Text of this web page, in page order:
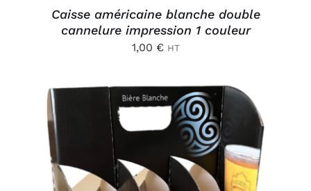
Caisse américaine blanche double
cannelure impression 1 couleur
1,00 € HT